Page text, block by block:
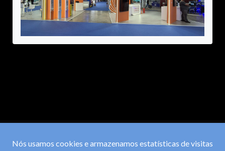
Nós usamos cookies e armazenamos estatísticas de visitas